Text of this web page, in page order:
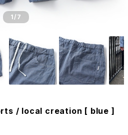
1/7
/ local creation [ blue ]